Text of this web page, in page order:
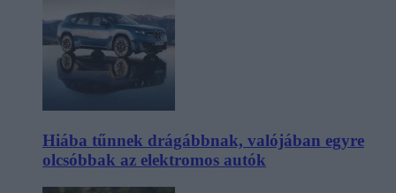
Hiába tűnnek drágábbnak, valójában egyre
olcsóbbak az elektromos autók